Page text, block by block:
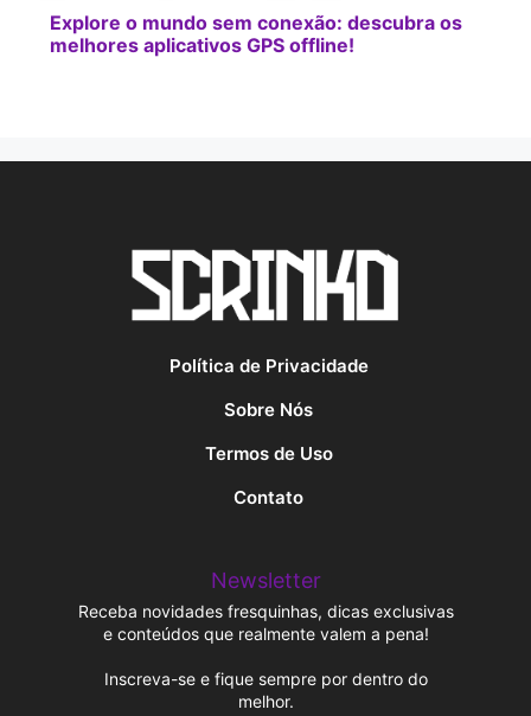
Explore o mundo sem conexão: descubra os
melhores aplicativos GPS offline!
Política de Privacidade
Sobre Nós
Termos de Uso
Contato
Newsletter
Receba novidades fresquinhas, dicas exclusivas
e conteúdos que realmente valem a pena!
Inscreva-se e fique sempre por dentro do
melhor.